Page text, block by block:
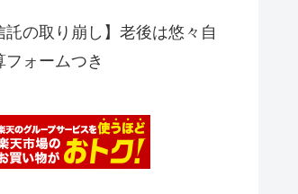
託の取り崩し】老後は悠々自
フォームつき